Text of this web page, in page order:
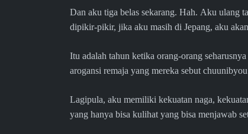
Dan aku tiga belas sekarang. Hah. Aku ulang
dipikir-pikir, jika aku masih di Jepang, aku
Itu adalah tahun ketika orang-orang
arogansi remaja yang mereka sebut
Lagipula, aku memiliki kekuatan naga,
yang hanya bisa kulihat yang bisa menjawab